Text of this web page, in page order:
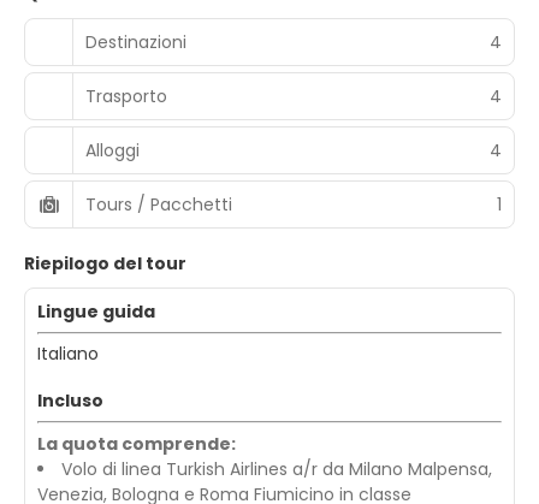
Destinazioni
4
Trasporto 4
Alloggi 4
Tours / Pacchetti 1
Riepilogo del tour
Lingue guida
Italiano
Incluso
La quota comprende:
Volo di linea Turkish Airlines a/r da Milano Malpensa,
Venezia, Bologna e Roma Fiumicino in classe